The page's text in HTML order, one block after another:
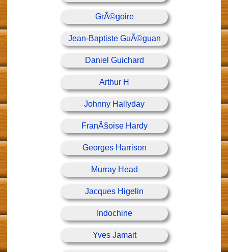
GrÃ©goire
Jean-Baptiste GuÃ©guan
Daniel Guichard
Arthur H
Johnny Hallyday
FranÃ§oise Hardy
Georges Harrison
Murray Head
Jacques Higelin
Indochine
Yves Jamait